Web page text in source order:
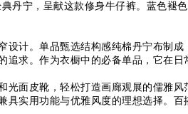
丹宁，呈献这款修身牛仔裤。蓝色褪
设计。单品甄选结构感纯棉丹宁布制
追求。作为衣橱中的必备单品，它在日
光面皮靴，轻松打造画廊观展的儒雅
实用功能与优雅风度的理想选择。百